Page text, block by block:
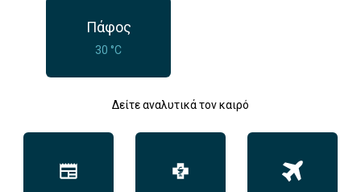
Πάφος
30 °C
Δείτε αναλυτικά τον καιρό